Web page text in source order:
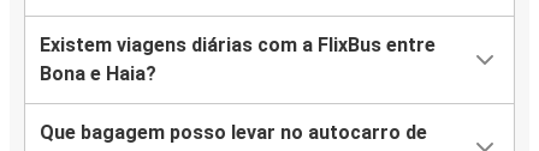
Existem viagens diárias com a FlixBus entre
Bona e Haia?
Que bagagem posso levar no autocarro de